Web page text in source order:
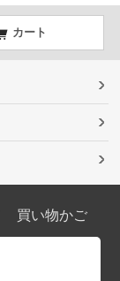
カート
買い物かご